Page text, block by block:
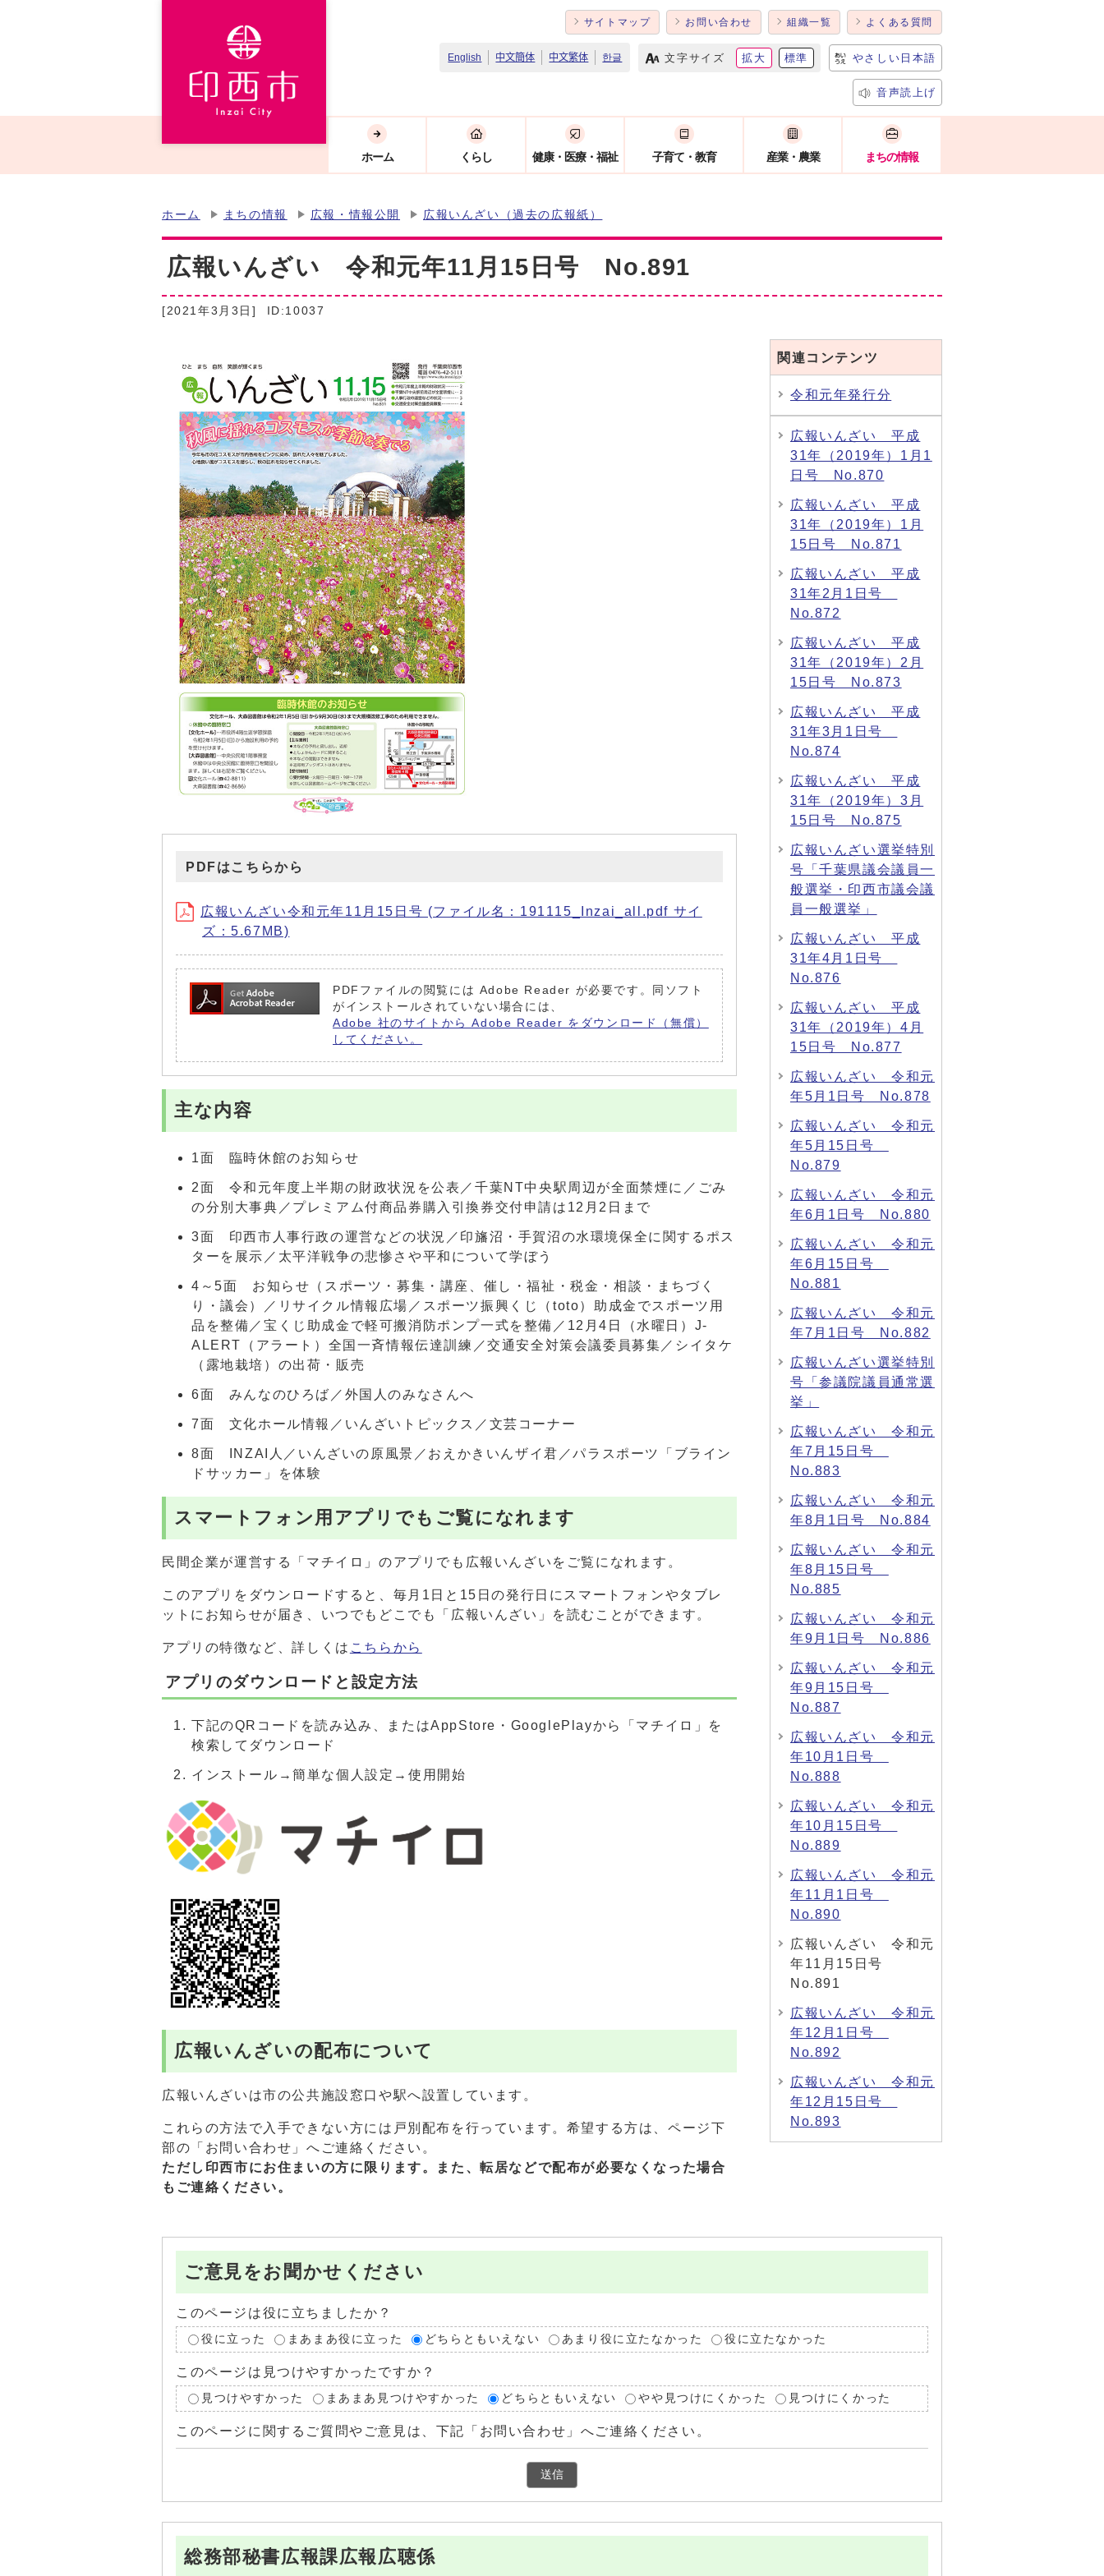
サイトマップ お問い合わせ 組織一覧 よくある質問
English 中文簡体 中文繁体 한글 文字サイズ 拡大 標準 やさしい日本語
音声読上げ
ホーム くらし 健康・医療・福祉 子育て・教育 産業・農業 まちの情報
ホーム まちの情報 広報・情報公開 広報いんざい（過去の広報紙）
広報いんざい 令和元年11月15日号 No.891
[2021年3月3日] ID:10037
PDFはこちらから
広報いんざい令和元年11月15日号 (ファイル名：191115_Inzai_all.pdf サイ
ズ：5.67MB)
PDFファイルの閲覧には Adobe Reader が必要です。同ソフト
がインストールされていない場合には、
Adobe 社のサイトから Adobe Reader をダウンロード（無償）
してください。
主な内容
1面 臨時休館のお知らせ
2面 令和元年度上半期の財政状況を公表／千葉NT中央駅周辺が全面禁煙に／ごみ
の分別大事典／プレミアム付商品券購入引換券交付申請は12月2日まで
3面 印西市人事行政の運営などの状況／印旛沼・手賀沼の水環境保全に関するポス
ターを展示／太平洋戦争の悲惨さや平和について学ぼう
4～5面 お知らせ（スポーツ・募集・講座、催し・福祉・税金・相談・まちづく
り・議会）／リサイクル情報広場／スポーツ振興くじ（toto）助成金でスポーツ用
品を整備／宝くじ助成金で軽可搬消防ポンプ一式を整備／12月4日（水曜日）J-
ALERT（アラート）全国一斉情報伝達訓練／交通安全対策会議委員募集／シイタケ
（露地栽培）の出荷・販売
6面 みんなのひろば／外国人のみなさんへ
7面 文化ホール情報／いんざいトピックス／文芸コーナー
8面 INZAI人／いんざいの原風景／おえかきいんザイ君／パラスポーツ「ブライン
ドサッカー」を体験
スマートフォン用アプリでもご覧になれます
民間企業が運営する「マチイロ」のアプリでも広報いんざいをご覧になれます。
このアプリをダウンロードすると、毎月1日と15日の発行日にスマートフォンやタブレ
ットにお知らせが届き、いつでもどこでも「広報いんざい」を読むことができます。
アプリの特徴など、詳しくは こちらから
アプリのダウンロードと設定方法
下記のQRコードを読み込み、またはAppStore・GooglePlayから「マチイロ」を
検索してダウンロード
インストール→簡単な個人設定→使用開始
広報いんざいの配布について
広報いんざいは市の公共施設窓口や駅へ設置しています。
これらの方法で入手できない方には戸別配布を行っています。希望する方は、ページ下
部の「お問い合わせ」へご連絡ください。
ただし印西市にお住まいの方に限ります。また、転居などで配布が必要なくなった場合
もご連絡ください。
関連コンテンツ
令和元年発行分
広報いんざい 平成
31年（2019年）1月1
日号 No.870
広報いんざい 平成
31年（2019年）1月
15日号 No.871
広報いんざい 平成
31年2月1日号
No.872
広報いんざい 平成
31年（2019年）2月
15日号 No.873
広報いんざい 平成
31年3月1日号
No.874
広報いんざい 平成
31年（2019年）3月
15日号 No.875
広報いんざい選挙特別
号「千葉県議会議員一
般選挙・印西市議会議
員一般選挙」
広報いんざい 平成
31年4月1日号
No.876
広報いんざい 平成
31年（2019年）4月
15日号 No.877
広報いんざい 令和元
年5月1日号 No.878
広報いんざい 令和元
年5月15日号
No.879
広報いんざい 令和元
年6月1日号 No.880
広報いんざい 令和元
年6月15日号
No.881
広報いんざい 令和元
年7月1日号 No.882
広報いんざい選挙特別
号「参議院議員通常選
挙」
広報いんざい 令和元
年7月15日号
No.883
広報いんざい 令和元
年8月1日号 No.884
広報いんざい 令和元
年8月15日号
No.885
広報いんざい 令和元
年9月1日号 No.886
広報いんざい 令和元
年9月15日号
No.887
広報いんざい 令和元
年10月1日号
No.888
広報いんざい 令和元
年10月15日号
No.889
広報いんざい 令和元
年11月1日号
No.890
広報いんざい 令和元
年11月15日号
No.891
広報いんざい 令和元
年12月1日号
No.892
広報いんざい 令和元
年12月15日号
No.893
ご意見をお聞かせください
このページは役に立ちましたか？
役に立った まあまあ役に立った どちらともいえない あまり役に立たなかった 役に立たなかった
このページは見つけやすかったですか？
見つけやすかった まあまあ見つけやすかった どちらともいえない やや見つけにくかった 見つけにくかった
このページに関するご質問やご意見は、下記「お問い合わせ」へご連絡ください。
総務部秘書広報課広報広聴係